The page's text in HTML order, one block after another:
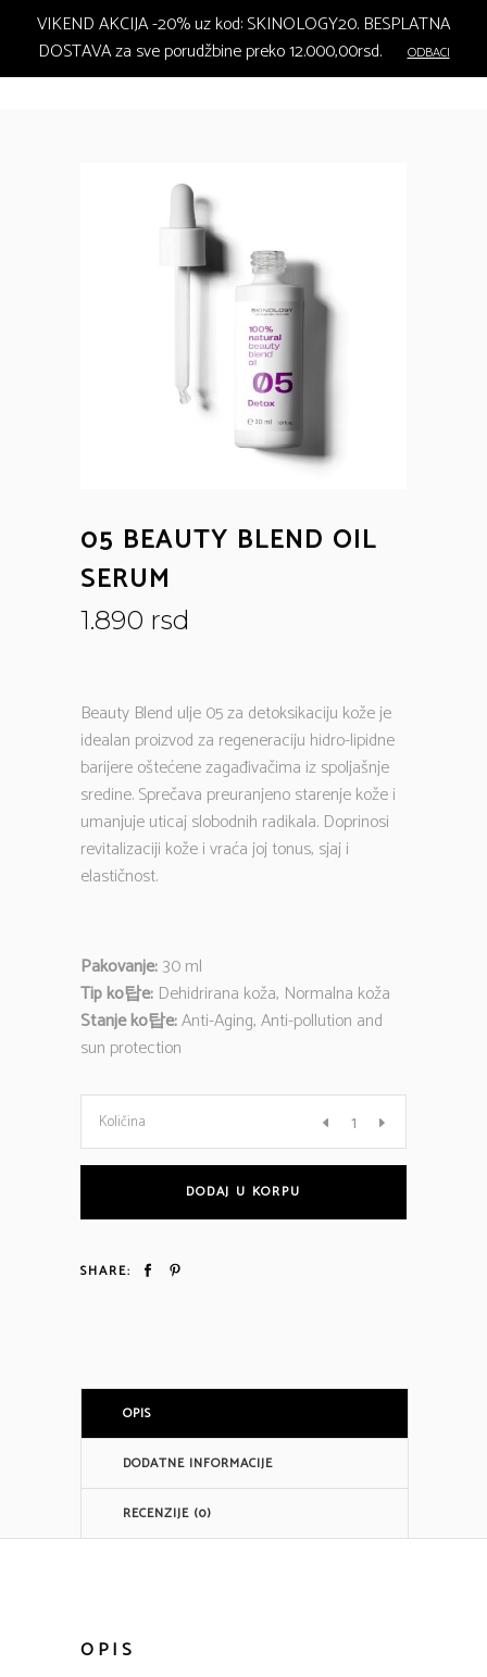
05 BEAUTY BLEND OIL
SERUM
1.890 rsd
Beauty Blend ulje 05 za detoksikaciju kože je
idealan proizvod za regeneraciju hidro-lipidne
barijere oštećene zagađivačima iz spoljašnje
sredine. Sprečava preuranjeno starenje kože i
umanjuje uticaj slobodnih radikala. Doprinosi
revitalizaciji kože i vraća joj tonus, sjaj i
elastičnost.
Pakovanje:30 ml
Tip ko탑e: Dehidrirana koža, Normalna koža
Stanje ko탑e:Anti-Aging, Anti-pollution and
sun protection
05
OIL
količina
Količina
DODAJ U KORPU
SHARE:
OPIS
DODATNE INFORMACIJE
RECENZIJE (0)
OPIS
VIKEND AKCIJA -20% uz kod: SKINOLOGY20. BESPLATNA
DOSTAVA za sve porudžbine preko 12.000,00rsd.
ODBACI